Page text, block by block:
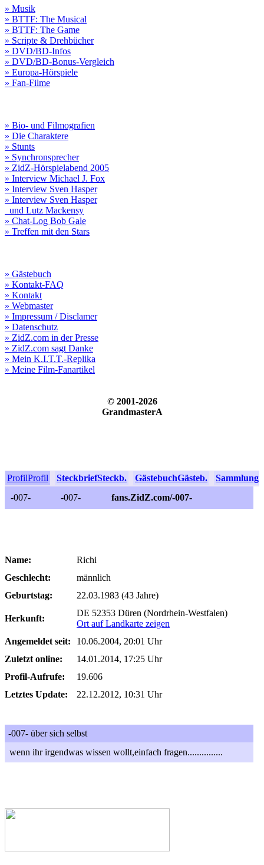
» Musik
» BTTF: The Musical
» BTTF: The Game
» Scripte & Drehbücher
» DVD/BD-Infos
» DVD/BD-Bonus-Vergleich
» Europa-Hörspiele
» Fan-Filme
» Bio- und Filmografien
» Die Charaktere
» Stunts
» Synchronsprecher
» ZidZ-Hörspielabend 2005
» Interview Michael J. Fox
» Interview Sven Hasper
» Interview Sven Hasper
und Lutz Mackensy
» Chat-Log Bob Gale
» Treffen mit den Stars
» Gästebuch
» Kontakt-FAQ
» Kontakt
» Webmaster
» Impressum / Disclamer
» Datenschutz
» ZidZ.com in der Presse
» ZidZ.com sagt Danke
» Mein K.I.T.T.-Replika
» Meine Film-Fanartikel
© 2001-2026
GrandmasterA
ProfilProfil SteckbriefSteckb. GästebuchGästeb. Sammlung
-007-
-007- fans.ZidZ.com/-007-
Name:
Richi
Geschlecht:
männlich
Geburtstag:
22.03.1983 (43 Jahre)
Herkunft:
DE 52353 Düren (Nordrhein-Westfalen)
Ort auf Landkarte zeigen
Angemeldet seit:
10.06.2004, 20:01 Uhr
Zuletzt online:
14.01.2014, 17:25 Uhr
Profil-Aufrufe:
19.606
Letztes Update:
22.12.2012, 10:31 Uhr
-007- über sich selbst
wenn ihr irgendwas wissen wollt,einfach fragen...............